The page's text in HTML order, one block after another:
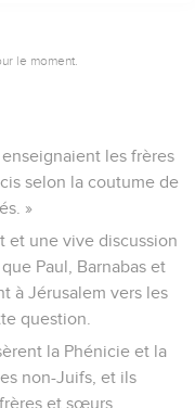
le moment.
les frères
selon la coutume de
»
et une vive discussion
Paul, Barnabas et
à Jérusalem vers les
question.
la Phénicie et la
non-Juifs, et ils
et sœurs.